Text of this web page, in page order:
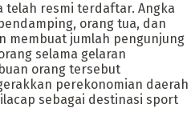
telah resmi terdaftar. Angka
orang tua, dan
membuat jumlah pengunjung
selama gelaran
orang tersebut
perekonomian daerah
sebagai destinasi sport